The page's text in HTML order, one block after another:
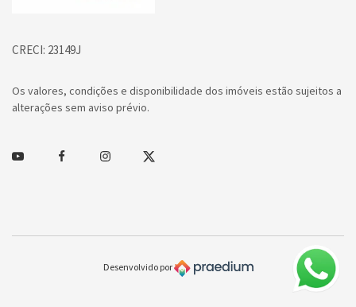
CRECI: 23149J
Os valores, condições e disponibilidade dos imóveis estão sujeitos a
alterações sem aviso prévio.
Youtube FacebookInstagramTwitter
Desenvolvido por